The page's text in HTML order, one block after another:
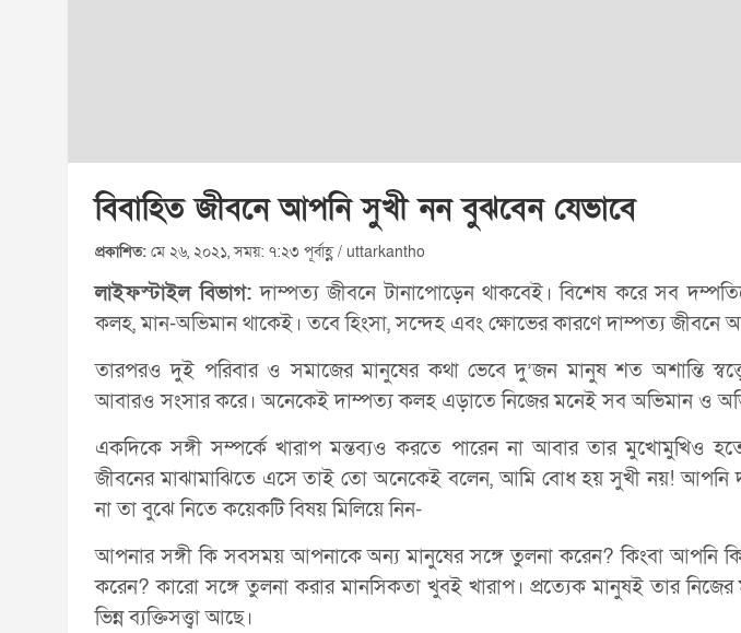
বিবাহিত জীবনে আপনি সুখী নন বুঝবেন যেভাবে
প্রকাশিত: মে ২৬, ২০২১, সময়: ৭:২৩ পূর্বাহ্ণ / uttarkantho
লাইফস্টাইল বিভাগ: দাম্পত্য জীবনে টানাপোড়েন থাকবেই। বিশেষ করে সব
কলহ, মান-অভিমান থাকেই। তবে হিংসা, সন্দেহ এবং ক্ষোভের কারণে দাম্পত্য জীবনে
তারপরও দুই পরিবার ও সমাজের মানুষের কথা ভেবে দু’জন মানুষ শত অশান্তি
আবারও সংসার করে। অনেকেই দাম্পত্য কলহ এড়াতে নিজের মনেই সব অভিমান ও
একদিকে সঙ্গী সম্পর্কে খারাপ মন্তব্যও করতে পারেন না আবার তার মুখোমুখিও
জীবনের মাঝামাঝিতে এসে তাই তো অনেকেই বলেন, আমি বোধ হয় সুখী নয়! আপনি
না তা বুঝে নিতে কয়েকটি বিষয় মিলিয়ে নিন-
আপনার সঙ্গী কি সবসময় আপনাকে অন্য মানুষের সঙ্গে তুলনা করেন? কিংবা আপনি
করেন? কারো সঙ্গে তুলনা করার মানসিকতা খুবই খারাপ। প্রত্যেক মানুষই তার
ভিন্ন ব্যক্তিসত্ত্বা আছে।